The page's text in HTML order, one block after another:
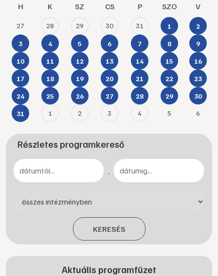
H K SZ CS P SZO V
27 28 29 30 31 1 2
3 4 5 6 7 8 9
10 11 12 13 14 15 16
17 18 19 20 21 22 23
24 25 26 27 28 29 30
31 1 2 3 4 5 6
Részletes programkereső
-
KERESÉS
Aktuális programfüzet